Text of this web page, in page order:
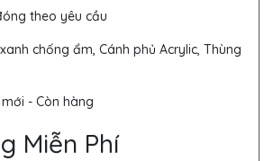
theo yêu cầu
chống ẩm, Cánh phủ Acrylic, Thùng
- Còn hàng
Miễn Phí